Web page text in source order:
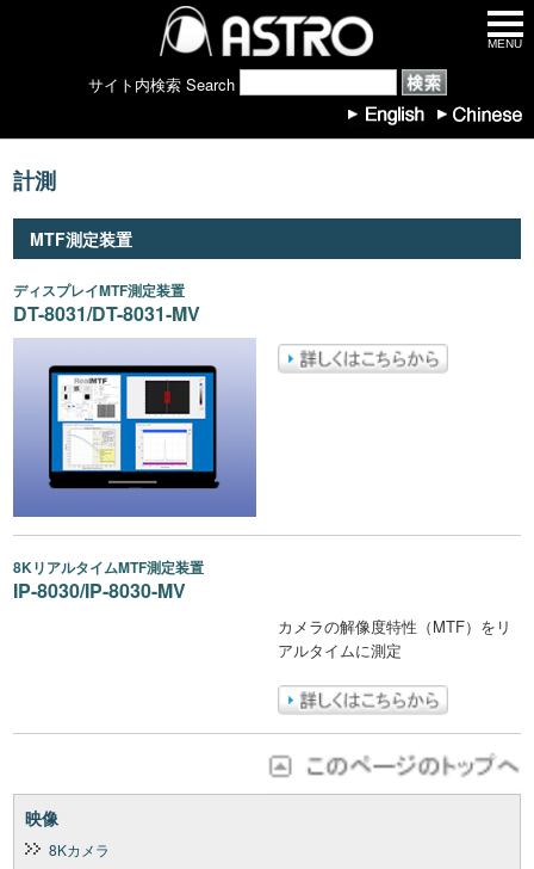
サイト内検索 Search
MENU
計測
MTF測定装置
ディスプレイMTF測定装置
DT-8031/DT-8031-MV
8KリアルタイムMTF測定装置
IP-8030/IP-8030-MV
カメラの解像度特性（MTF）をリ
アルタイムに測定
映像
8Kカメラ